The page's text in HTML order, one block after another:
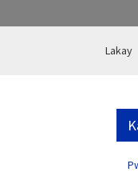
Lakay